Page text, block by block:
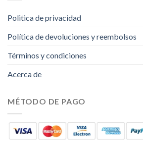
Politica de privacidad
Política de devoluciones y reembolsos
Términos y condiciones
Acerca de
MÉTODO DE PAGO